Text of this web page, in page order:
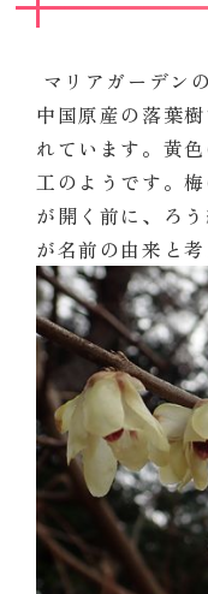
マリアガーデン
中国原産の落葉
れています。黄
工のようです。
が開く前に、ろ
が名前の由来と考